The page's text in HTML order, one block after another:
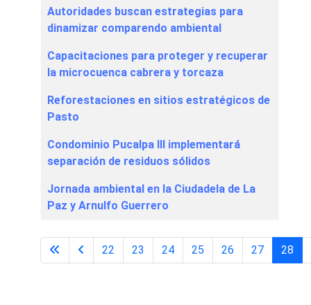
Autoridades buscan estrategias para
dinamizar comparendo ambiental
Capacitaciones para proteger y recuperar
la microcuenca cabrera y torcaza
Reforestaciones en sitios estratégicos de
Pasto
Condominio Pucalpa III implementará
separación de residuos sólidos
Jornada ambiental en la Ciudadela de La
Paz y Arnulfo Guerrero
Página 28 de 31
22 23 24 25 26 27 28